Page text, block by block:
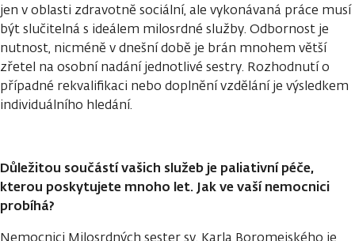
jen v oblasti zdravotně sociální, ale vykonávaná práce musí
být slučitelná s ideálem milosrdné služby. Odbornost je
nutnost, nicméně v dnešní době je brán mnohem větší
zřetel na osobní nadání jednotlivé sestry. Rozhodnutí o
případné rekvalifikaci nebo doplnění vzdělání je výsledkem
individuálního hledání.
Důležitou součástí vašich služeb je paliativní péče,
kterou poskytujete mnoho let. Jak ve vaší nemocnici
probíhá?
Nemocnici Milosrdných sester sv. Karla Boromejského je